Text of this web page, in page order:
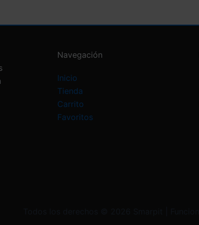
Navegación
Inicio
Tienda
Carrito
Favoritos